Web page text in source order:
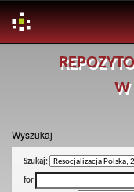
W
Wyszukaj
Szukaj:
for